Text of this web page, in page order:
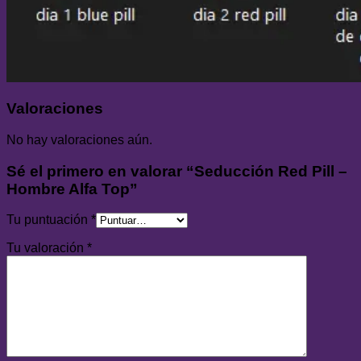
Valoraciones
No hay valoraciones aún.
Sé el primero en valorar “Seducción Red Pill –
Hombre Alfa Top”
Tu puntuación *
Tu valoración *